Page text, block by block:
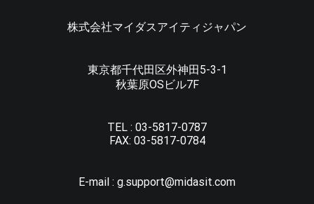
株式会社マイダスアイティジャパン
東京都千代田区外神田5-3-1
秋葉原OSビル7F
TEL : 03-5817-0787
FAX: 03-5817-0784
E-mail : g.support@midasit.com